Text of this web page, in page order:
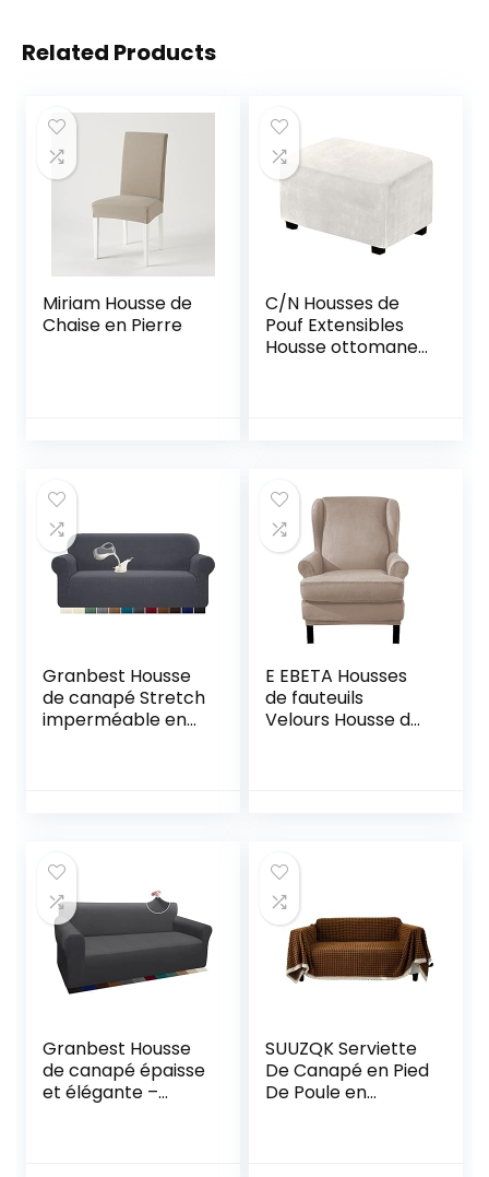
Related Products
Miriam Housse de
Chaise en Pierre
C/N Housses de
Pouf Extensibles
Housse ottomane
Granbest Housse
de canapé Stretch
imperméable en
E EBETA Housses
de fauteuils
Velours Housse de
Granbest Housse
de canapé épaisse
et élégante –
SUUZQK Serviette
De Canapé en Pied
De Poule en